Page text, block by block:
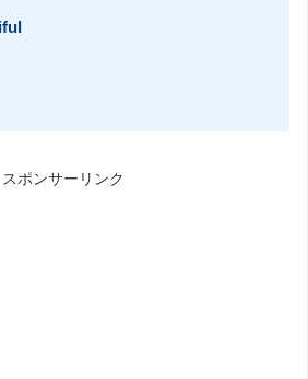
スポンサーリンク